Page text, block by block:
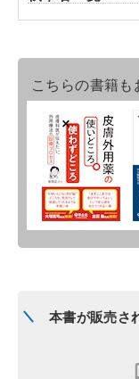
こちらの書籍
本書が販売さ